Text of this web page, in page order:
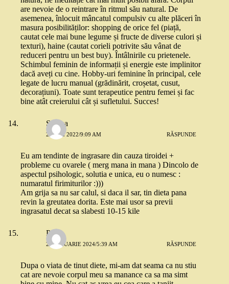
are nevoie de o reintrare în ritmul său natural. De
asemenea, înlocuit mâncatul compulsiv cu alte plăceri în
masura posibilităților: shopping de orice fel (piață,
cautat cele mai bune legume și fructe de diverse culori și
texturi), haine (cautat corieli potrivite său vânat de
reduceri pentru un best buy). Întâlnirile cu prietenele.
Schimbul feminin de informații și energie este implinitor
dacă aveți cu cine. Hobby-uri feminine în principal, cele
legate de lucru manual (grădinărit, croșetat, cusut,
decorațiuni). Toate sunt terapeutice pentru femei și fac
bine atât creierului cât și sufletului. Succes!
Sabina
26 MAI 2022/9:09 AM RĂSPUNDE
Eu am tendinte de ingrasare din cauza tiroidei +
probleme cu ovarele ( merg mana in mana ) Dincolo de
aspectul psihologic, solutia e unica, eu o numesc :
numaratul firimiturilor :)))
Am grija sa nu sar calul, si daca il sar, tin dieta pana
revin la greutatea dorita. Este mai usor sa previi
ingrasatul decat sa slabesti 10-15 kile
PH
24 IANUARIE 2024/5:39 AM RĂSPUNDE
Dupa o viata de tinut diete, mi-am dat seama ca nu stiu
cat are nevoie corpul meu sa manance ca sa ma simt